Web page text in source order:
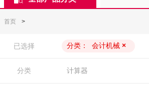
首页 >
已选择 分类： 会计机械 ×
分类 计算器